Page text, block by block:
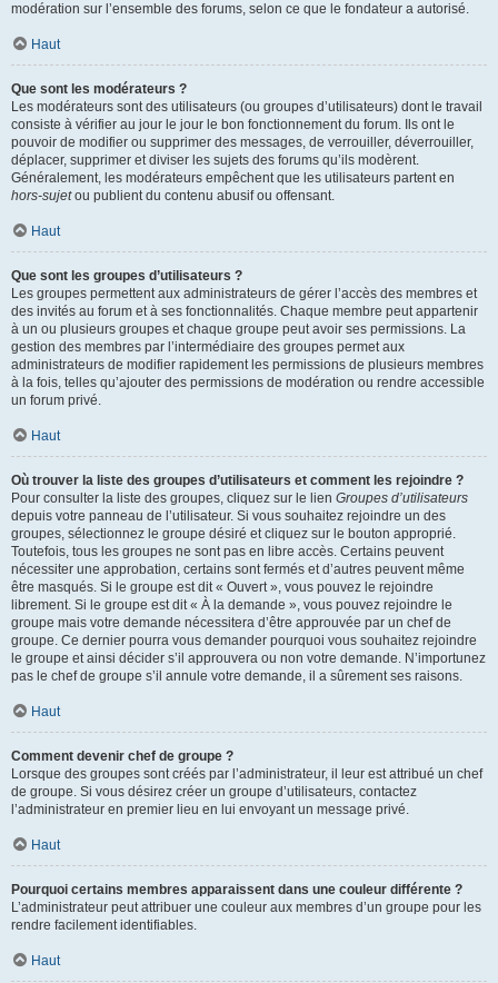
modération sur l’ensemble des forums, selon ce que le fondateur a autorisé.
Haut
Que sont les modérateurs ?
Les modérateurs sont des utilisateurs (ou groupes d’utilisateurs) dont le travail
consiste à vérifier au jour le jour le bon fonctionnement du forum. Ils ont le
pouvoir de modifier ou supprimer des messages, de verrouiller, déverrouiller,
déplacer, supprimer et diviser les sujets des forums qu’ils modèrent.
Généralement, les modérateurs empêchent que les utilisateurs partent en
hors-sujetou publient du contenu abusif ou offensant.
Haut
Que sont les groupes d’utilisateurs ?
Les groupes permettent aux administrateurs de gérer l’accès des membres et
des invités au forum et à ses fonctionnalités. Chaque membre peut appartenir
à un ou plusieurs groupes et chaque groupe peut avoir ses permissions. La
gestion des membres par l’intermédiaire des groupes permet aux
administrateurs de modifier rapidement les permissions de plusieurs membres
à la fois, telles qu’ajouter des permissions de modération ou rendre accessible
un forum privé.
Haut
Où trouver la liste des groupes d’utilisateurs et comment les rejoindre ?
Pour consulter la liste des groupes, cliquez sur le lien Groupes d’utilisateurs
depuis votre panneau de l’utilisateur. Si vous souhaitez rejoindre un des
groupes, sélectionnez le groupe désiré et cliquez sur le bouton approprié.
Toutefois, tous les groupes ne sont pas en libre accès. Certains peuvent
nécessiter une approbation, certains sont fermés et d’autres peuvent même
être masqués. Si le groupe est dit « Ouvert », vous pouvez le rejoindre
librement. Si le groupe est dit « À la demande », vous pouvez rejoindre le
groupe mais votre demande nécessitera d’être approuvée par un chef de
groupe. Ce dernier pourra vous demander pourquoi vous souhaitez rejoindre
le groupe et ainsi décider s’il approuvera ou non votre demande. N’importunez
pas le chef de groupe s’il annule votre demande, il a sûrement ses raisons.
Haut
Comment devenir chef de groupe ?
Lorsque des groupes sont créés par l’administrateur, il leur est attribué un chef
de groupe. Si vous désirez créer un groupe d’utilisateurs, contactez
l’administrateur en premier lieu en lui envoyant un message privé.
Haut
Pourquoi certains membres apparaissent dans une couleur différente ?
L’administrateur peut attribuer une couleur aux membres d’un groupe pour les
rendre facilement identifiables.
Haut